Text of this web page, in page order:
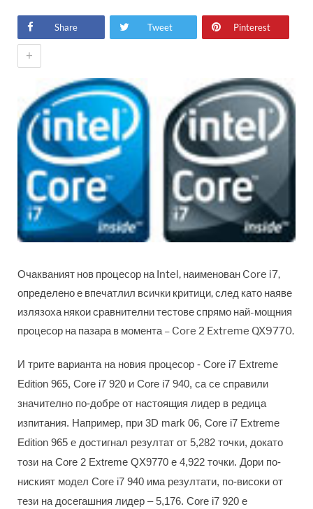
Share Tweet Pinterest
+
Очакваният нов процесор на Intel, наименован Core i7,
определено е впечатлил всички критици, след като наяве
излязоха някои сравнителни тестове спрямо най-мощния
процесор на пазара в момента – Core 2 Extreme QX9770.
И трите варианта на новия процесор - Core i7 Extreme
Edition 965, Core i7 920 и Core i7 940, са се справили
значително по-добре от настоящия лидер в редица
изпитания. Например, при 3D mark 06, Core i7 Extreme
Edition 965 е достигнал резултат от 5,282 точки, докато
този на Core 2 Extreme QX9770 е 4,922 точки. Дори по-
ниският модел Core i7 940 има резултати, по-високи от
тези на досегашния лидер – 5,176. Core i7 920 е